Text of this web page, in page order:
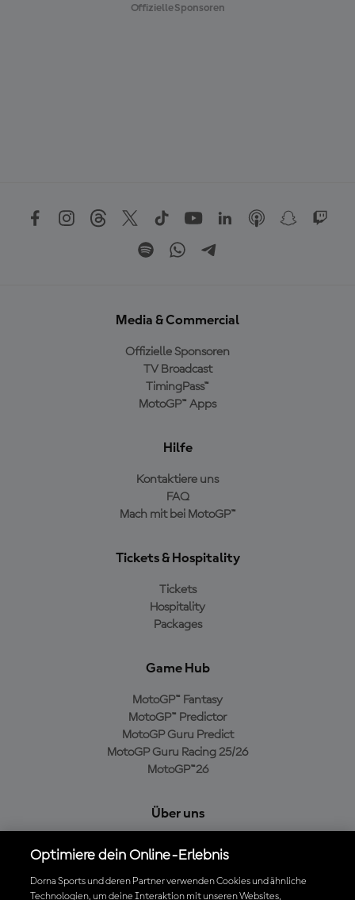
Offizielle Sponsoren
Media & Commercial
Offizielle Sponsoren
TV Broadcast
TimingPass™
MotoGP™ Apps
Hilfe
Kontaktiere uns
FAQ
Mach mit bei MotoGP™
Tickets & Hospitality
Tickets
Hospitality
Packages
Game Hub
MotoGP™ Fantasy
MotoGP™ Predictor
MotoGP Guru Predict
MotoGP Guru Racing 25/26
MotoGP™26
Über uns
Cookie-Richtlinien
Geschäftsbedingungen
Optimiere dein Online-Erlebnis
Dorna Sports und deren Partner verwenden Cookies und ähnliche
Technologien, um deine Interaktion mit unseren Websites,